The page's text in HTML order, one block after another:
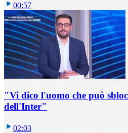
00:57
"Vi dico l'uomo che può
dell'Inter"
02:03